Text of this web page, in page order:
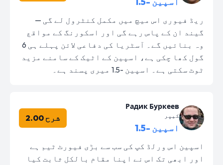
ریڈ فیوری اس میچ میں مکمل کنٹرول لے گی —
گیند ان کے پاس رہے گی اور اسکورنگ کے مواقع
وہ بنائیں گے۔ آسٹریا کی دفاعی لائن پہلے ہی 6
گول کھا چکی ہے، اسپین کے اٹیک کے سامنے مزید
ٹوٹ سکتی ہے۔ اسپین -1.5 میری پسند ہے۔
Радик Буркеев
کیپر
اسپین -1.5
شرح 2.00
اسپین اس ورلڈ کپ کی سب سے بڑی فیورٹ ٹیم ہے
اور ابھی تک اس نے اپنا مقام بالکل ثابت کیا